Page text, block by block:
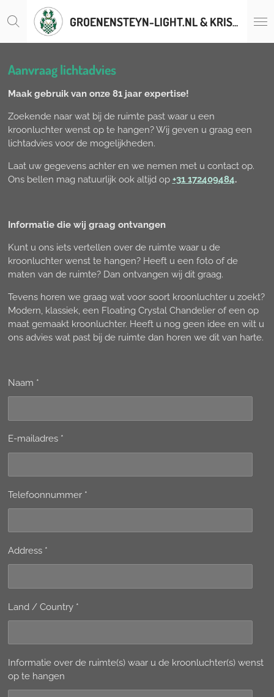
direct
hoofdinhoud
GROENENSTEYN-LIGHT.NL & KRISTALLENLUSTERS.BE
Aanvraag lichtadvies
Maak gebruik van onze 81 jaar expertise!
Zoekende naar wat bij de ruimte past waar u een
kroonluchter wenst op te hangen? Wij geven u graag een
lichtadvies voor de mogelijkheden.
Laat uw gegevens achter en we nemen met u contact op.
Ons bellen mag natuurlijk ook altijd op +31 172409484.
Informatie die wij graag ontvangen
Kunt u ons iets vertellen over de ruimte waar u de
kroonluchter wenst te hangen? Heeft u een foto of de
maten van de ruimte? Dan ontvangen wij dit graag.
Tevens horen we graag wat voor soort kroonluchter u zoekt?
Modern, klassiek, een Floating Crystal Chandelier of een op
maat gemaakt kroonluchter. Heeft u nog geen idee en wilt u
ons advies wat past bij de ruimte dan horen we dit van harte.
Naam *
E-mailadres *
Telefoonnummer *
Address *
Land / Country *
Informatie over de ruimte(s) waar u de kroonluchter(s) wenst
op te hangen